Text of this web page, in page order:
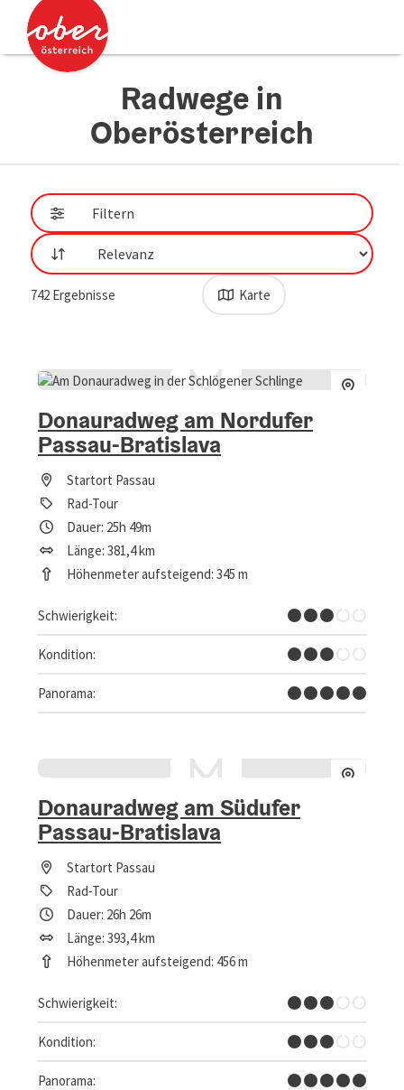
Zum Inhalt
Zum Seitenanfang
Radwege in
Oberösterreich
Filtern
Sortierung
742 Ergebnisse Karte
Donauradweg am Nordufer
Passau-Bratislava
Startort Passau
Rad-Tour
Dauer: 25h 49m
Länge: 381,4 km
Höhenmeter aufsteigend: 345 m
Schwierigkeit:
Mittel
Kondition:
Mittel
Panorama:
Traumtour
Donauradweg am Südufer
Passau-Bratislava
Startort Passau
Rad-Tour
Dauer: 26h 26m
Länge: 393,4 km
Höhenmeter aufsteigend: 456 m
Schwierigkeit:
Mittel
Kondition:
Mittel
Panorama:
Traumtour